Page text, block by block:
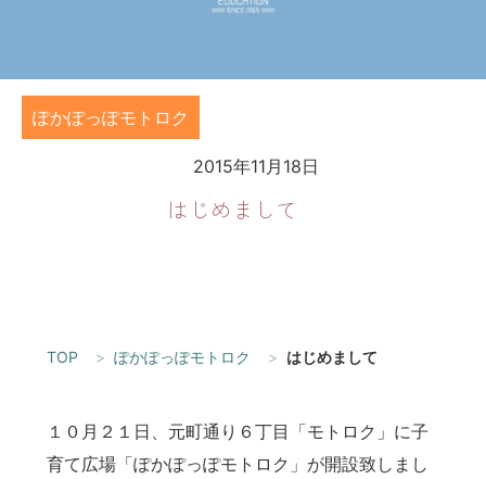
ぽかぽっぽモトロク
2015年11月18日
はじめまして
TOP ぽかぽっぽモトロク はじめまして
１０月２１日、元町通り６丁目「モトロク」に子
育て広場「ぽかぽっぽモトロク」が開設致しまし